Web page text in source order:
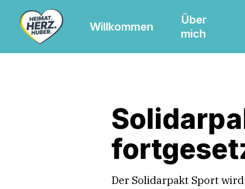
Willkommen
Über
mich
Der Solidarpakt Sport